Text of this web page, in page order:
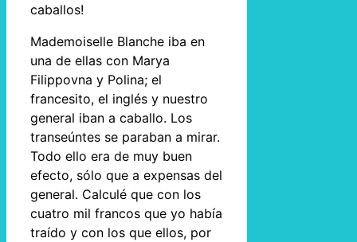
caballos!
Mademoiselle Blanche iba en
una de ellas con Marya
Filippovna y Polina; el
francesito, el inglés y nuestro
general iban a caballo. Los
transeúntes se paraban a mirar.
Todo ello era de muy buen
efecto, sólo que a expensas del
general. Calculé que con los
cuatro mil francos que yo había
traído y con los que ellos, por